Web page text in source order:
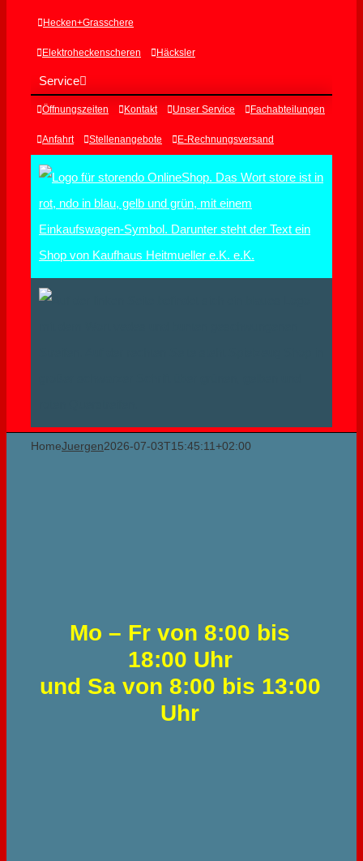
Hecken+Grasschere
Elektroheckenscheren Häcksler
Service
Öffnungszeiten Kontakt Unser Service Fachabteilungen
Anfahrt Stellenangebote E-Rechnungsversand
HomeJuergen2026-07-03T15:45:11+02:00
Mo – Fr von 8:00 bis
18:00 Uhr
und Sa von 8:00 bis 13:00
Uhr